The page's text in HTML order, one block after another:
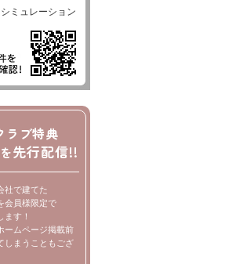
ミュレーション
ラブ特典
を先行配信!!
社で建てた
会員様限定で
ます！
ームページ掲載前
しまうこともござ